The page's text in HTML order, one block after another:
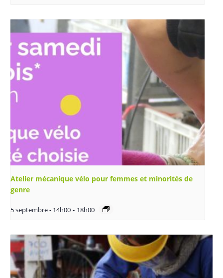
Atelier mécanique vélo pour femmes et minorités de
genre
5 septembre - 14h00 - 18h00